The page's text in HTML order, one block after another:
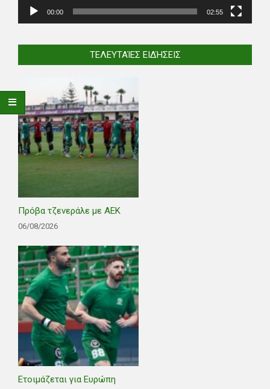
00:00 02:55
ΤΕΛΕΥΤΑΊΕΣ ΕΙΔΉΣΕΙΣ
Πρόβα τζενεράλε με ΑΕΚ
06/08/2026
Ετοιμάζεται για Ευρώπη